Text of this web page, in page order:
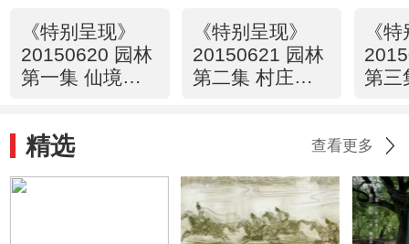
《特别呈现》
20150620 园林
第一集 仙境在
《特别呈现》
20150621 园林
第二集 村庄里
《
第三
精选 查看更多